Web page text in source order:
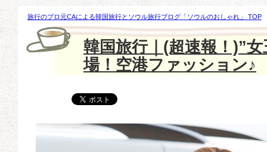
旅行のプロ元CAによる韓国旅行とソウル旅行ブログ「ソウルのおしゃれ」 TOP
時代まで登場！空港ファッション♪
韓国旅行｜(超速報！)”
場！空港ファッション♪